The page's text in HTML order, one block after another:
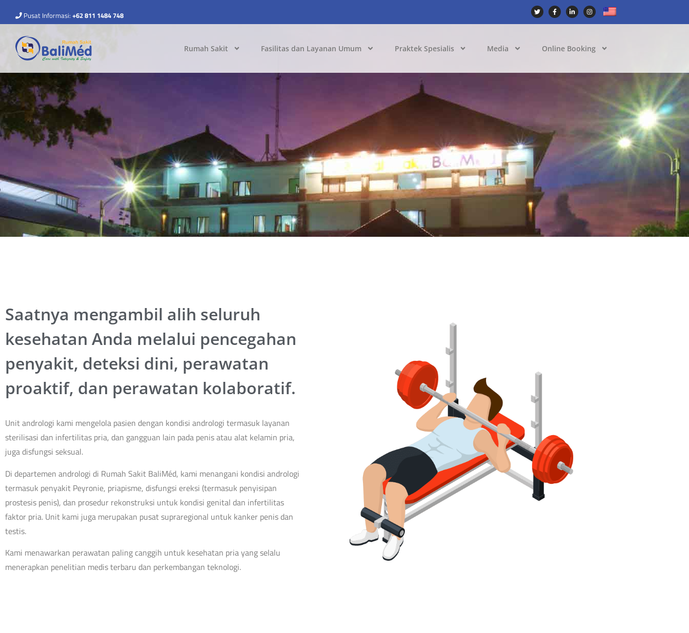
Pusat Informasi: +62 811 1484 748
Rumah Sakit Fasilitas dan Layanan Umum Praktek Spesialis Media Online Booking
Saatnya mengambil alih seluruh
kesehatan Anda melalui pencegahan
penyakit, deteksi dini, perawatan
proaktif, dan perawatan kolaboratif.
Unit andrologi kami mengelola pasien dengan kondisi andrologi termasuk layanan
sterilisasi dan infertilitas pria, dan gangguan lain pada penis atau alat kelamin pria,
juga disfungsi seksual.
Di departemen andrologi di Rumah Sakit BaliMéd, kami menangani kondisi andrologi
termasuk penyakit Peyronie, priapisme, disfungsi ereksi (termasuk penyisipan
prostesis penis), dan prosedur rekonstruksi untuk kondisi genital dan infertilitas
faktor pria. Unit kami juga merupakan pusat supraregional untuk kanker penis dan
testis.
Kami menawarkan perawatan paling canggih untuk kesehatan pria yang selalu
menerapkan penelitian medis terbaru dan perkembangan teknologi.